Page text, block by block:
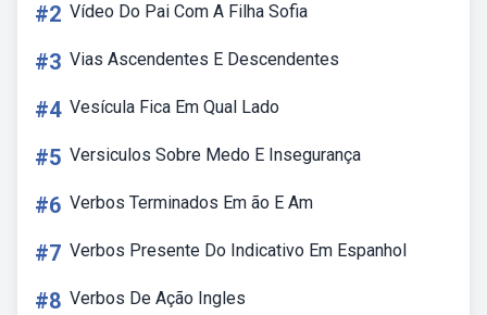
#2 Vídeo Do Pai Com A Filha Sofia
#3 Vias Ascendentes E Descendentes
#4 Vesícula Fica Em Qual Lado
#5 Versiculos Sobre Medo E Insegurança
#6 Verbos Terminados Em ão E Am
#7 Verbos Presente Do Indicativo Em Espanhol
#8 Verbos De Ação Ingles